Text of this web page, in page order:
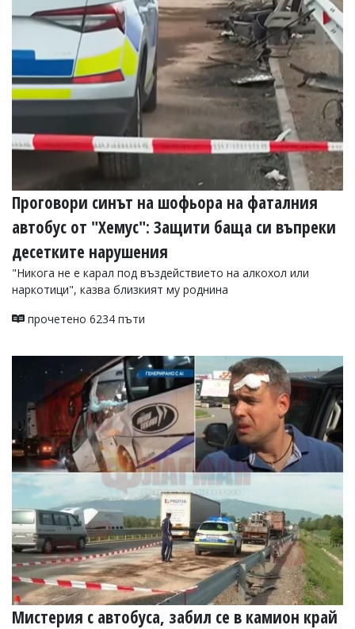
Коментарите
под
се
от
читателите
не
носи
тях!
Ако
откриете
за
вас
моля
ни!
Проговори синът на шофьора на фаталния
автобус от "Хемус": Защити баща си въпреки
десетките нарушения
"Никога не е карал под въздействието на алкохол или
наркотици", казва близкият му роднина
прочетено 6234 пъти
Мистерия с автобуса, забил се в камион край